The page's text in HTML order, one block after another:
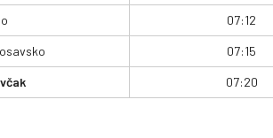
07:12
07:15
07:20